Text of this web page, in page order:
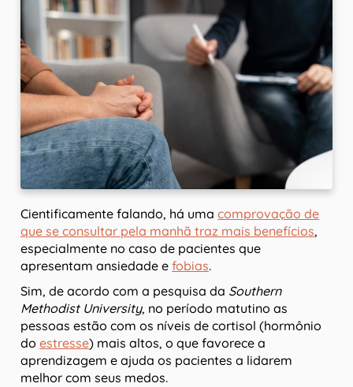
Cientificamente falando, há uma comprovação de
que se consultar pela manhã traz mais benefícios,
especialmente no caso de pacientes que
apresentam ansiedade e fobias.
Sim, de acordo com a pesquisa da Southern
Methodist University, no período matutino as
pessoas estão com os níveis de cortisol (hormônio
do estresse) mais altos, o que favorece a
aprendizagem e ajuda os pacientes a lidarem
melhor com seus medos.